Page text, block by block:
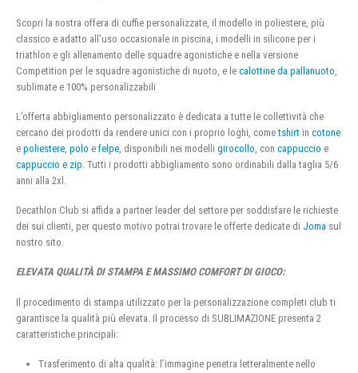
Scopri la nostra offera di cuffie personalizzate, il modello in poliestere, più
classico e adatto all’uso occasionale in piscina, i modelli in silicone per i
triathlon e gli allenamento delle squadre agonistiche e nella versione
Competition per le squadre agonistiche di nuoto, e le calottine da pallanuoto
sublimate e 100% personalizzabili
L’offerta abbigliamento personalizzato è dedicata a tutte le collettività che
cercano dei prodotti da rendere unici con i proprio loghi, cometshirt in cotone
e poliestere polo e felpe , disponibili nei modelli girocollo , con cappuccio e
cappuccio e zip . Tutti i prodotti abbigliamento sono ordinabili dalla taglia 5/6
anni alla 2xl.
Decathlon Club si affida a partner leader del settore per soddisfare le richieste
dei sui clienti, per questo motivo potrai trovare le offerte dedicate di Joma sul
nostro sito.
ELEVATA QUALITÀ DI STAMPA E MASSIMO COMFORT DI GIOCO:
Il procedimento di stampa utilizzato per la personalizzazione completi club ti
garantisce la qualità più elevata. Il processo di SUBLIMAZIONE presenta 2
caratteristiche principali:
Trasferimento di alta qualità: l’immagine penetra letteralmente nello